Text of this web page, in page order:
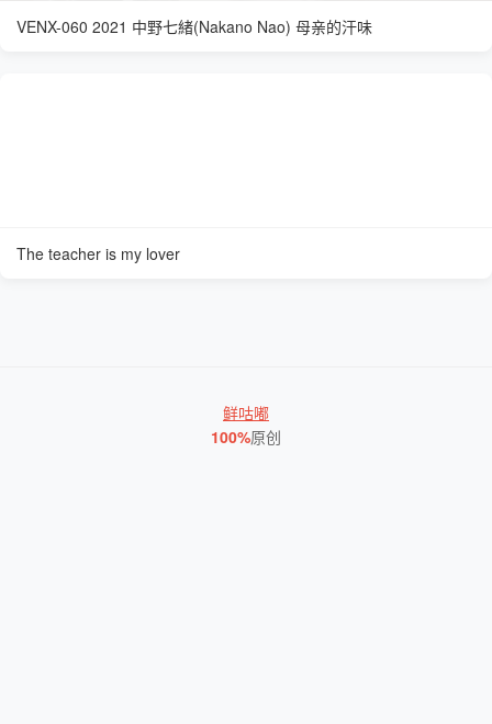
VENX-060 2021 中野七緒(Nakano Nao) 母亲的汗味
The teacher is my lover
鲜咕嘟
100%原创